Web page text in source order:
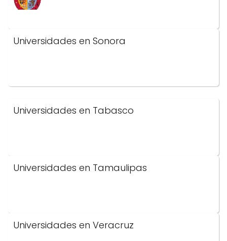
Universidades en Sonora
Universidades en Tabasco
Universidades en Tamaulipas
Universidades en Veracruz